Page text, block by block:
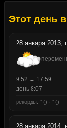
Этот день
28 января 2013,
9:52 → 17:59
день 8:07
рекорды: ° () · ° ()
28 января 2014,